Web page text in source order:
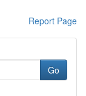
Report Page
Go